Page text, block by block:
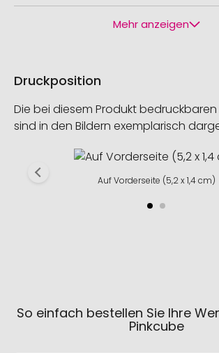
Mehr anzeigen
Druckposition
Die bei diesem Produkt
sind in den Bildern exemplarisch
Auf Vorderseite (5,2 x 1,4 cm)
So einfach bestellen Sie Ihre
Pinkcube